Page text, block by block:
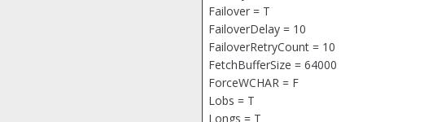
Failover = T
FailoverDelay = 10
FailoverRetryCount = 10
FetchBufferSize = 64000
ForceWCHAR = F
Lobs = T
Longs = T